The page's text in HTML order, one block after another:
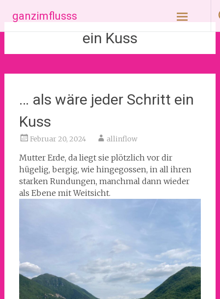
Inhalt
springen
ganzimflusss
ein Kuss
… als wäre jeder Schritt ein
Kuss
Februar 20, 2024 allinflow
Mutter Erde, da liegt sie plötzlich vor dir
hügelig, bergig, wie hingegossen, in all ihren
starken Rundungen, manchmal dann wieder
als Ebene mit Weitsicht.